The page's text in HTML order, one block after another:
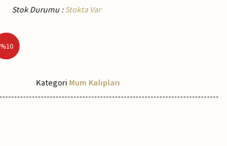
Stok Durumu : Stokta Var
%10
Kategori Mum Kalıpları